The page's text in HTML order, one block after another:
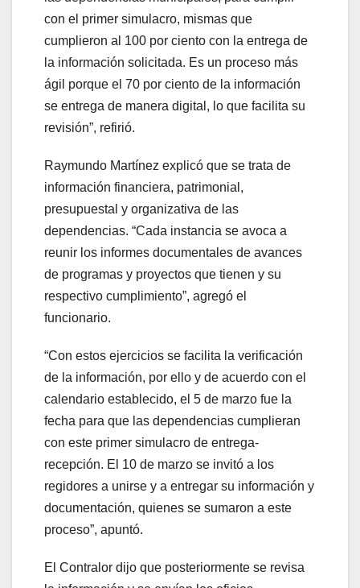
con el primer simulacro, mismas que
cumplieron al 100 por ciento con la entrega de
la información solicitada. Es un proceso más
ágil porque el 70 por ciento de la información
se entrega de manera digital, lo que facilita su
revisión”, refirió.
Raymundo Martínez explicó que se trata de
información financiera, patrimonial,
presupuestal y organizativa de las
dependencias. “Cada instancia se avoca a
reunir los informes documentales de avances
de programas y proyectos que tienen y su
respectivo cumplimiento”, agregó el
funcionario.
“Con estos ejercicios se facilita la verificación
de la información, por ello y de acuerdo con el
calendario establecido, el 5 de marzo fue la
fecha para que las dependencias cumplieran
con este primer simulacro de entrega-
recepción. El 10 de marzo se invitó a los
regidores a unirse y a entregar su información y
documentación, quienes se sumaron a este
proceso”, apuntó.
El Contralor dijo que posteriormente se revisa